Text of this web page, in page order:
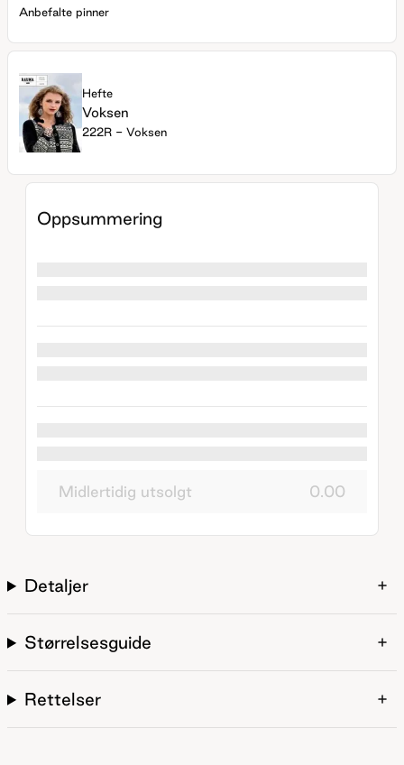
Anbefalte pinner
Hefte
Voksen
222R - Voksen
Oppsummering
Midlertidig utsolgt 0.00
Detaljer
Størrelsesguide
Rettelser